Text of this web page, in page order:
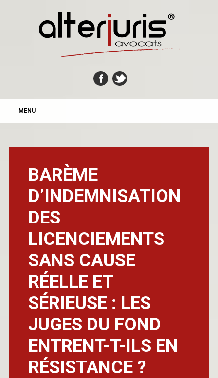
MAIN MENU
MENU
BARÈME
D’INDEMNISATION
DES
LICENCIEMENTS
SANS CAUSE
RÉELLE ET
SÉRIEUSE : LES
JUGES DU FOND
ENTRENT-T-ILS EN
RÉSISTANCE ?